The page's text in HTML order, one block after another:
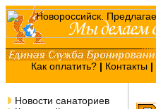
Как оплатить? | Контакты |
Новости санаториев